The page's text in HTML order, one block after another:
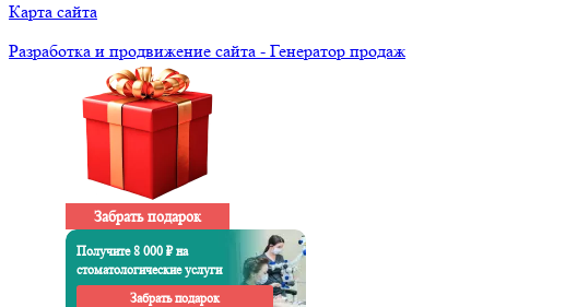
Карта сайта
Разработка и продвижение сайта - Генератор продаж
Забрать подарок
Получите 8 000 ₽ на
стоматологические услуги
Забрать подарок